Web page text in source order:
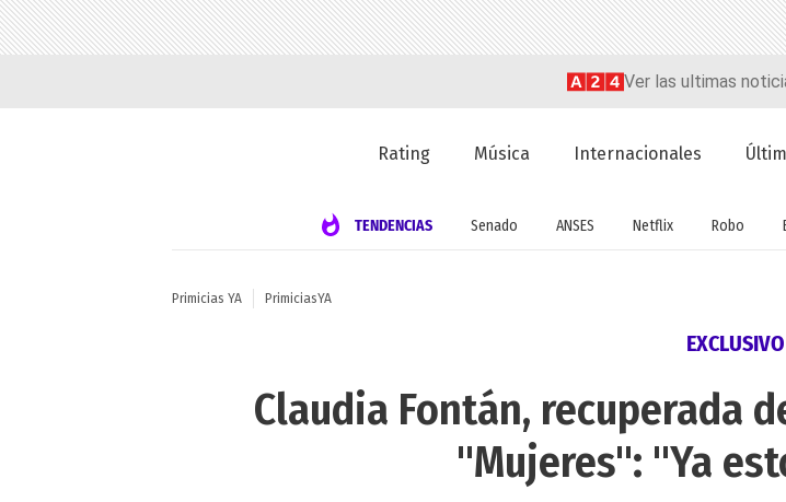
Ver las ultimas
Rating Música Internacionales
TENDENCIAS Senado ANSES Netflix Robo
Primicias YA PrimiciasYA
EXCLUSIVO
Claudia Fontán, recuperada
"Mujeres": "Ya